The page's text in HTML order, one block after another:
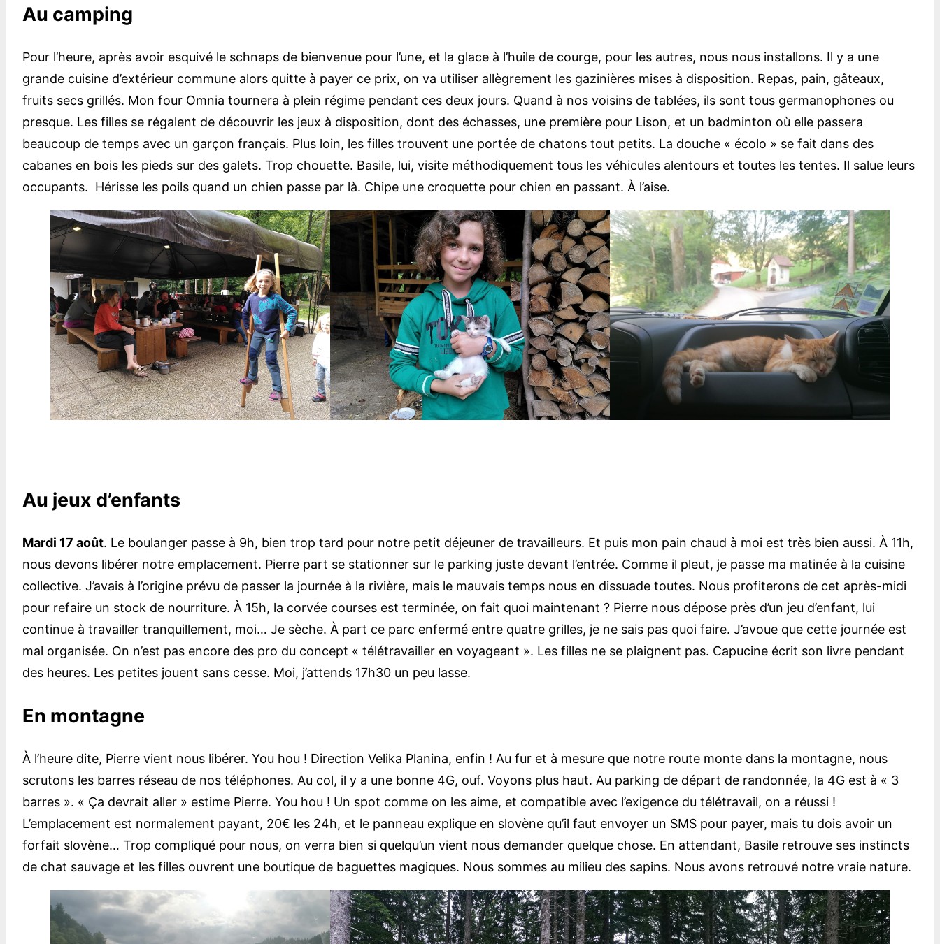
Au camping
Pour l’heure, après avoir esquivé le schnaps de bienvenue pour l’une, et la glace à l’huile de courge, pour les autres, nous nous installons. Il y a une
grande cuisine d’extérieur commune alors quitte à payer ce prix, on va utiliser allègrement les gazinières mises à disposition. Repas, pain, gâteaux,
fruits secs grillés. Mon four Omnia tournera à plein régime pendant ces deux jours. Quand à nos voisins de tablées, ils sont tous germanophones ou
presque. Les filles se régalent de découvrir les jeux à disposition, dont des échasses, une première pour Lison, et un badminton où elle passera
beaucoup de temps avec un garçon français. Plus loin, les filles trouvent une portée de chatons tout petits. La douche « écolo » se fait dans des
cabanes en bois les pieds sur des galets. Trop chouette. Basile, lui, visite méthodiquement tous les véhicules alentours et toutes les tentes. Il salue leurs
occupants. Hérisse les poils quand un chien passe par là. Chipe une croquette pour chien en passant. À l’aise.
Au jeux d’enfants
Mardi 17 août. Le boulanger passe à 9h, bien trop tard pour notre petit déjeuner de travailleurs. Et puis mon pain chaud à moi est très bien aussi. À 11h,
nous devons libérer notre emplacement. Pierre part se stationner sur le parking juste devant l’entrée. Comme il pleut, je passe ma matinée à la cuisine
collective. J’avais à l’origine prévu de passer la journée à la rivière, mais le mauvais temps nous en dissuade toutes. Nous profiterons de cet après-midi
pour refaire un stock de nourriture. À 15h, la corvée courses est terminée, on fait quoi maintenant ? Pierre nous dépose près d’un jeu d’enfant, lui
continue à travailler tranquillement, moi… Je sèche. À part ce parc enfermé entre quatre grilles, je ne sais pas quoi faire. J’avoue que cette journée est
mal organisée. On n’est pas encore des pro du concept « télétravailler en voyageant ». Les filles ne se plaignent pas. Capucine écrit son livre pendant
des heures. Les petites jouent sans cesse. Moi, j’attends 17h30 un peu lasse.
En montagne
À l’heure dite, Pierre vient nous libérer. You hou ! Direction Velika Planina, enfin ! Au fur et à mesure que notre route monte dans la montagne, nous
scrutons les barres réseau de nos téléphones. Au col, il y a une bonne 4G, ouf. Voyons plus haut. Au parking de départ de randonnée, la 4G est à « 3
barres ». « Ça devrait aller » estime Pierre. You hou ! Un spot comme on les aime, et compatible avec l’exigence du télétravail, on a réussi !
L’emplacement est normalement payant, 20€ les 24h, et le panneau explique en slovène qu’il faut envoyer un SMS pour payer, mais tu dois avoir un
forfait slovène… Trop compliqué pour nous, on verra bien si quelqu’un vient nous demander quelque chose. En attendant, Basile retrouve ses instincts
de chat sauvage et les filles ouvrent une boutique de baguettes magiques. Nous sommes au milieu des sapins. Nous avons retrouvé notre vraie nature.